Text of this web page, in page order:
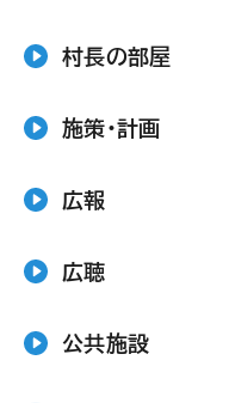
村長の部屋
施策・計画
広報
広聴
公共施設